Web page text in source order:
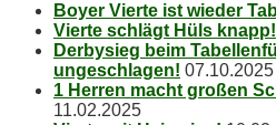
Boy­er Vier­te ist wie­der
Vier­te schlägt Hüls knapp!
Der­by­sieg beim
ungeschlagen! 07.10.2025
1 Her­ren macht gro­ßen
11.02.2025